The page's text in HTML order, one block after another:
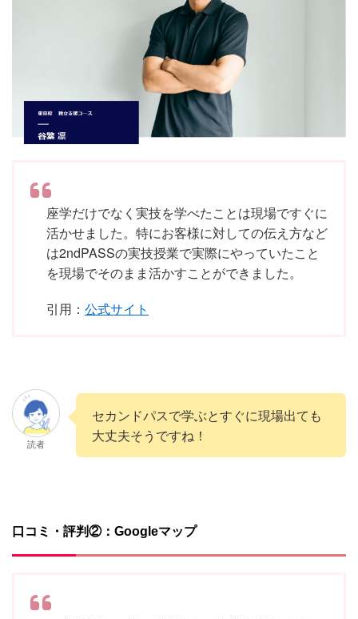
座学だけでなく実技を学べたことは現場ですぐに
活かせました。特にお客様に対しての伝え方など
は2ndPASSの実技授業で実際にやっていたこと
を現場でそのまま活かすことができました。
引用： 公式サイト
読者
セカンドパスで学ぶとすぐに現場出ても
大丈夫そうですね！
口コミ・評判②：Googleマップ